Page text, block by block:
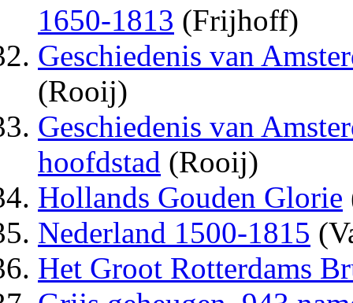
1650-1813 (Frijhoff)
Geschiedenis van
(Rooij)
Geschiedenis van
hoofdstad (Rooij)
Hollands Gouden Glorie
Nederland 1500-1815
Het Groot Rotterdams